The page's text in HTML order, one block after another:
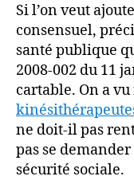
Si l’on veut
consensuel,
santé publique
2008-002 du 11
cartable. On a
ne doit-il pas
pas se
sécurité sociale.